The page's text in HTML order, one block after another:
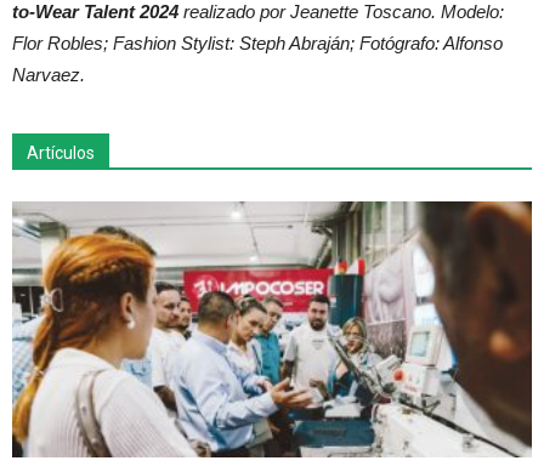
to-Wear Talent 2024 realizado por Jeanette Toscano. Modelo:
Flor Robles; Fashion Stylist: Steph Abraján; Fotógrafo: Alfonso
Narvaez.
Artículos